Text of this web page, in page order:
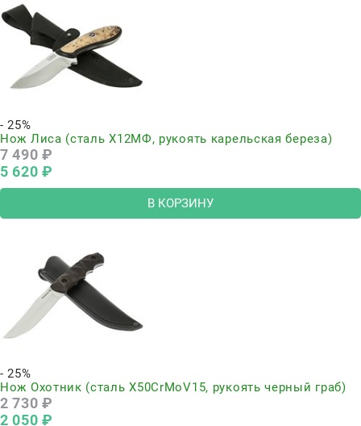
- 25%
Нож Лиса (сталь Х12МФ, рукоять карельская береза)
7 490 ₽
5 620 ₽
В КОРЗИНУ
- 25%
Нож Охотник (сталь Х50CrMoV15, рукоять черный граб)
2 730 ₽
2 050 ₽